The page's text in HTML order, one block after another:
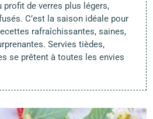
profit de verres plus légers,
C’est la saison idéale pour
rafraîchissantes, saines,
Servies tièdes,
se prêtent à toutes les envies